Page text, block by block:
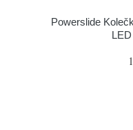
Powerslide